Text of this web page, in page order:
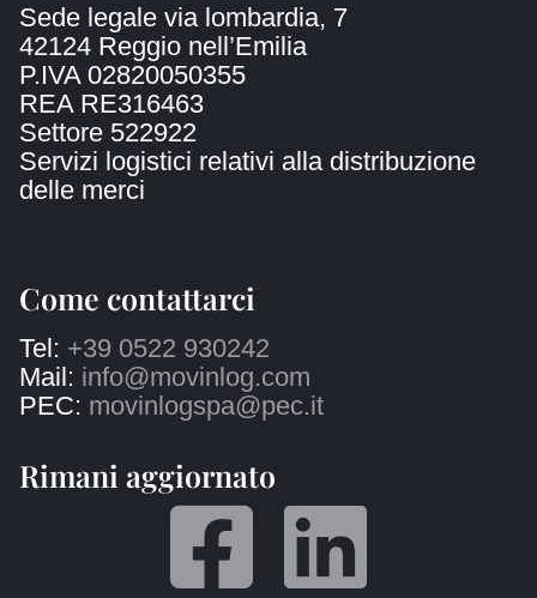
Sede legale via lombardia, 7
42124 Reggio nell’Emilia
P.IVA 02820050355
REA RE316463
Settore 522922
Servizi logistici relativi alla distribuzione
delle merci
Come contattarci
Tel: +39 0522 930242
Mail: info@movinlog.com
PEC: movinlogspa@pec.it
Rimani aggiornato